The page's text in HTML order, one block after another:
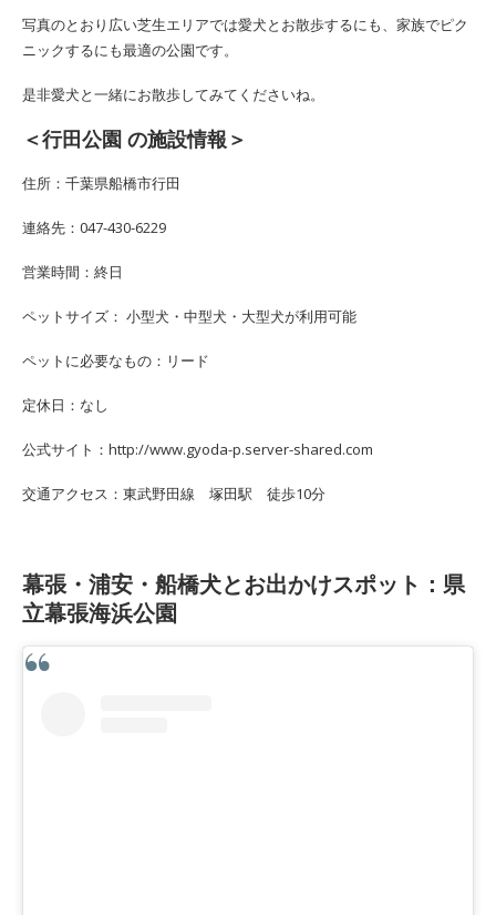
写真のとおり広い芝生エリアでは愛犬とお散歩するにも、家族でピク
ニックするにも最適の公園です。
是非愛犬と一緒にお散歩してみてくださいね。
＜行田公園 の施設情報＞
住所：千葉県船橋市行田
連絡先：047-430-6229
営業時間：終日
ペットサイズ： 小型犬・中型犬・大型犬が利用可能
ペットに必要なもの：リード
定休日：なし
公式サイト：http://www.gyoda-p.server-shared.com
交通アクセス：東武野田線 塚田駅 徒歩10分
幕張・浦安・船橋犬とお出かけスポット：県
立幕張海浜公園